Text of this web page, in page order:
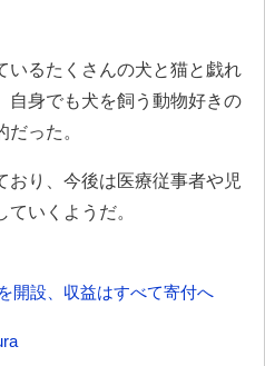
いるたくさんの犬と猫と戯れ
自身でも犬を飼う動物好きの
った。
おり、今後は医療従事者や児
いくようだ。
開設、収益はすべて寄付へ